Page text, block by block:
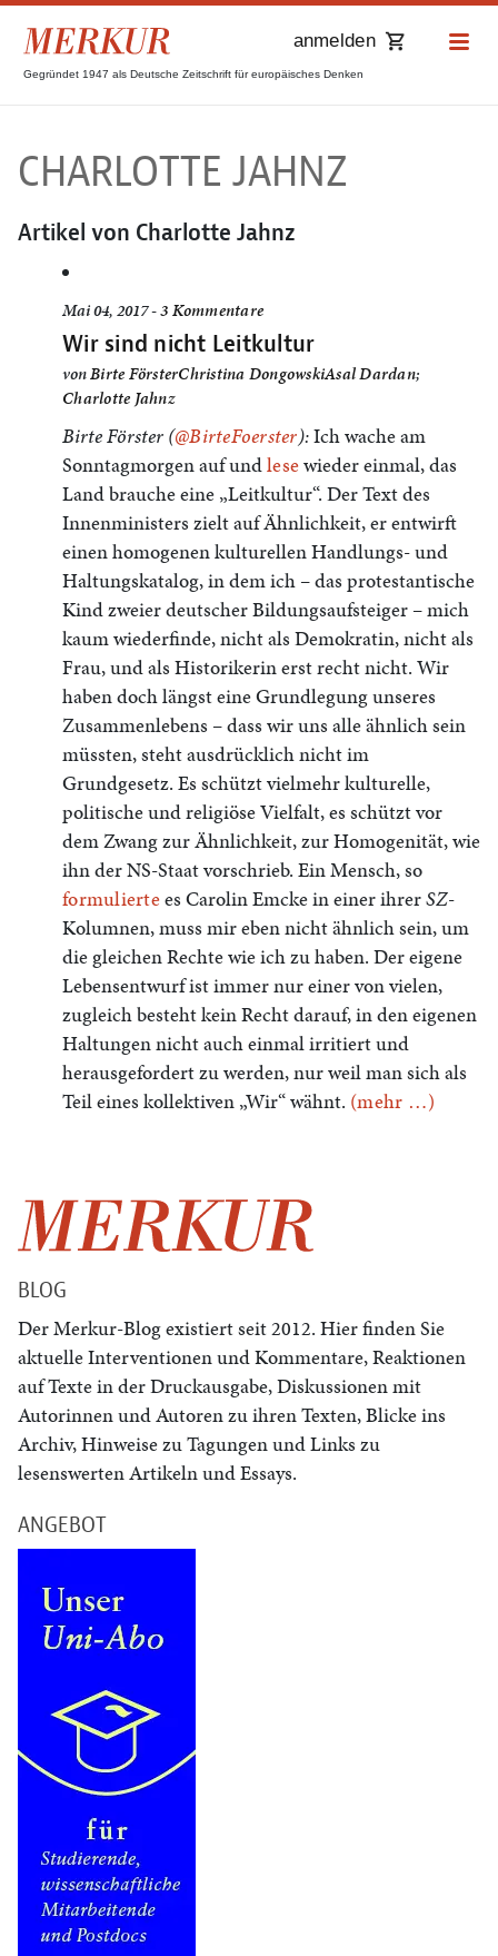
Gegründet 1947 als Deutsche Zeitschrift für europäisches Denken
anmelden
CHARLOTTE JAHNZ
Artikel von Charlotte Jahnz
Mai 04, 2017 -3 Kommentare
Wir sind nicht Leitkultur
vonBirte FörsterChristina DongowskiAsal Dardan;
Charlotte Jahnz
Birte Förster (@BirteFoerster):Ich wache am
Sonntagmorgen auf undlesewieder einmal, das
Land brauche eine „Leitkultur“. Der Text des
Innenministers zielt auf Ähnlichkeit, er entwirft
einen homogenen kulturellen Handlungs- und
Haltungskatalog, in dem ich – das protestantische
Kind zweier deutscher Bildungsaufsteiger – mich
kaum wiederfinde, nicht als Demokratin, nicht als
Frau, und als Historikerin erst recht nicht. Wir
haben doch längst eine Grundlegung unseres
Zusammenlebens – dass wir uns alle ähnlich sein
müssten, steht ausdrücklich nicht im
Grundgesetz. Es schützt vielmehr kulturelle,
politische und religiöse Vielfalt, es schützt vor
dem Zwang zur Ähnlichkeit, zur Homogenität, wie
ihn der NS-Staat vorschrieb. Ein Mensch, so
formuliertees Carolin Emcke in einer ihrerSZ-
Kolumnen, muss mir eben nicht ähnlich sein, um
die gleichen Rechte wie ich zu haben. Der eigene
Lebensentwurf ist immer nur einer von vielen,
zugleich besteht kein Recht darauf, in den eigenen
Haltungen nicht auch einmal irritiert und
herausgefordert zu werden, nur weil man sich als
Teil eines kollektiven „Wir“ wähnt. (mehr …)
BLOG
Der Merkur-Blog existiert seit 2012. Hier finden Sie
aktuelle Interventionen und Kommentare, Reaktionen
auf Texte in der Druckausgabe, Diskussionen mit
Autorinnen und Autoren zu ihren Texten, Blicke ins
Archiv, Hinweise zu Tagungen und Links zu
lesenswerten Artikeln und Essays.
ANGEBOT